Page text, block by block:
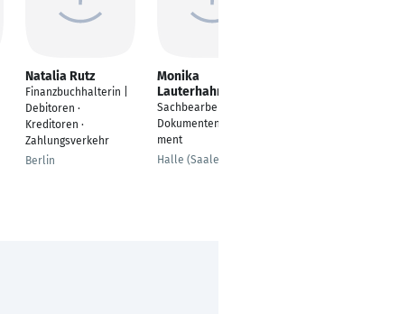
Natalia Rutz
Finanzbuchhalterin |
Debitoren ·
Kreditoren ·
Zahlungsverkehr
Berlin
Monika
Lauterhahn
Sachbearbeiter
Dokumentenmanage
ment
Halle (Saale)